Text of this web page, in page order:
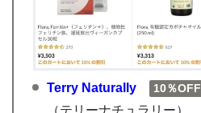
Terry Naturally 10％OFF
（テリーナチュラリー）